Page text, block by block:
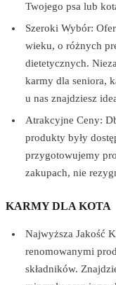
Twojego psa lub
Szeroki Wybór:
wieku, o różnych
dietetycznych.
karmy dla seniora,
u nas znajdziesz
Atrakcyjne Ceny:
produkty były
przygotowujemy
zakupach, nie
KARMY DLA KOTA
Najwyższa Jakość
renomowanymi
składników.